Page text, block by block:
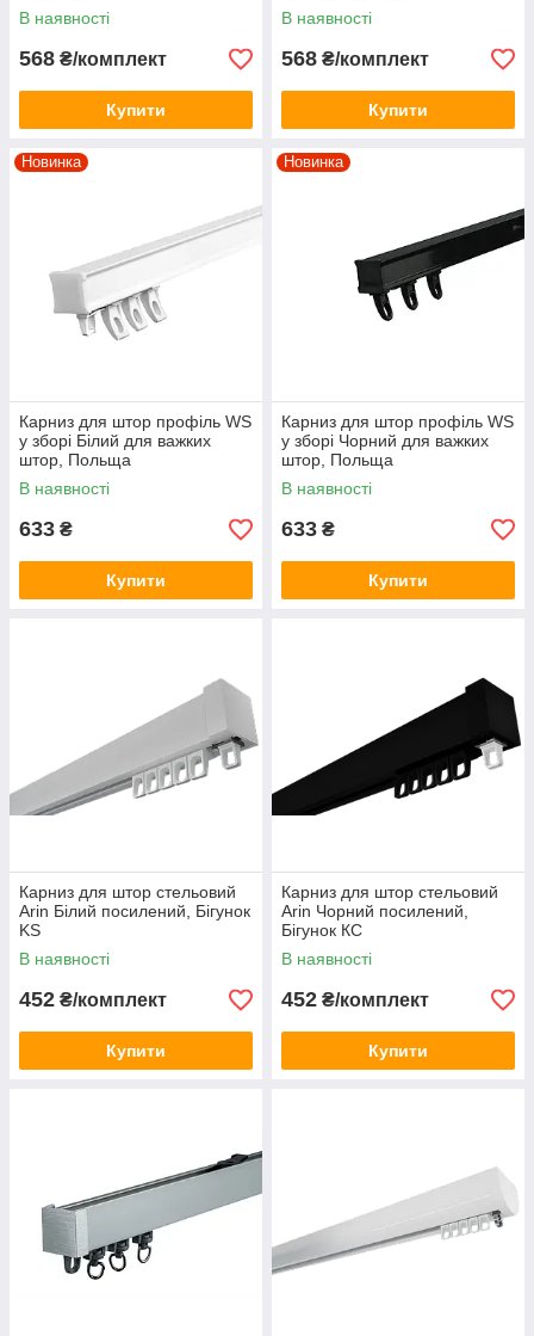
В наявності
568 ₴/комплект
Купити
В наявності
568 ₴/комплект
Купити
Новинка
Карниз для штор профіль WS
у зборі Білий для важких
штор, Польща
В наявності
633 ₴
Купити
Новинка
Карниз для штор профіль WS
у зборі Чорний для важких
штор, Польща
В наявності
633 ₴
Купити
Карниз для штор стельовий
Arin Білий посилений, Бігунок
KS
В наявності
452 ₴/комплект
Купити
Карниз для штор стельовий
Arin Чорний посилений,
Бігунок КС
В наявності
452 ₴/комплект
Купити